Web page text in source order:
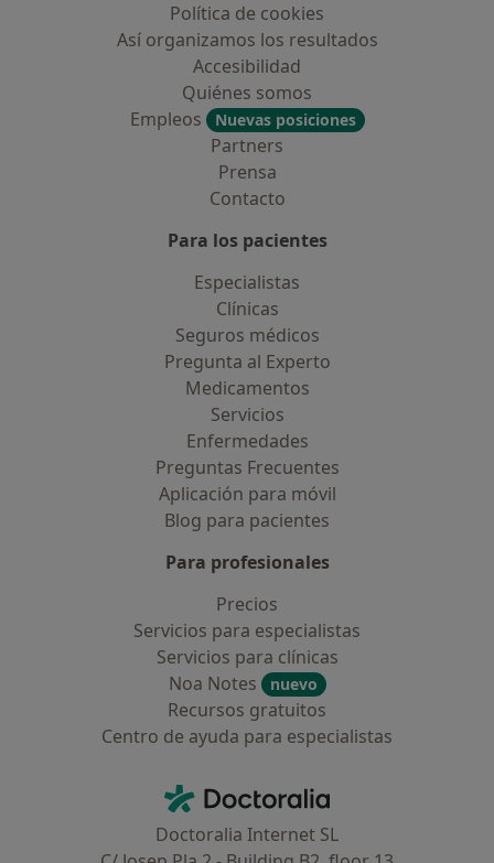
Política de cookies
Así organizamos los resultados
Accesibilidad
Quiénes somos
Empleos
Nuevas posiciones
Partners
Prensa
Contacto
Para los pacientes
Especialistas
Clínicas
Seguros médicos
Pregunta al Experto
Medicamentos
Servicios
Enfermedades
Preguntas Frecuentes
Aplicación para móvil
Blog para pacientes
Para profesionales
Precios
Servicios para especialistas
Servicios para clínicas
Noa Notes
nuevo
Recursos gratuitos
Centro de ayuda para especialistas
Doctoralia - Página de inicio
Doctoralia Internet SL